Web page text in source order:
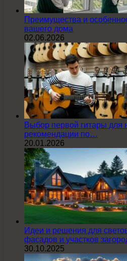
Преимущества и
вашего дома
02.06.2026
Выбор первой гитары для
рекомендации по…
20.01.2026
Идеи и решения для
фасадов и участков
30.10.2025